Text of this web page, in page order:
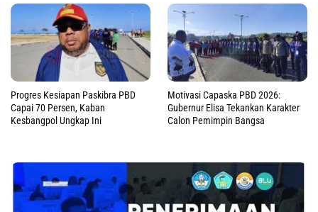
Progres Kesiapan Paskibra PBD
Capai 70 Persen, Kaban
Kesbangpol Ungkap Ini
Motivasi Capaska PBD 2026:
Gubernur Elisa Tekankan Karakter
Calon Pemimpin Bangsa